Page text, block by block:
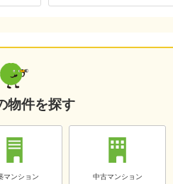
物件を探す
マンション 中古マンション